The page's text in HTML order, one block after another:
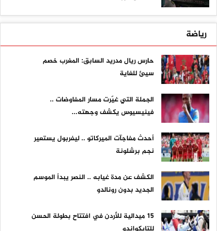
رياضة
حارس ريال مدريد السابق: المغرب خصم
سيئ للغاية
الجملة التي غيّرت مسار المفاوضات ..
فينيسيوس يكشف وجهته...
أحدث مفاجآت الميركاتو .. ليفربول يستعير
نجم برشلونة
الكشف عن مدة غيابه .. النصر يبدأ الموسم
الجديد بدون رونالدو
15 ميدالية للأردن في افتتاح بطولة الحسن